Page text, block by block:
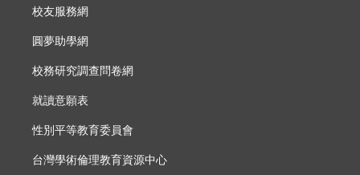
校友服務網
圓夢助學網
校務研究調查問卷網
就讀意願表
性別平等教育委員會
台灣學術倫理教育資源中心